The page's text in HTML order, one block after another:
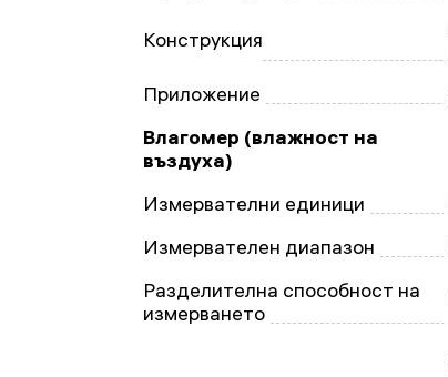
Конструкция
Приложение
Влагомер (влажност на
въздуха)
Измервателни единици
Измервателен диапазон
Разделителна способност на
измерването